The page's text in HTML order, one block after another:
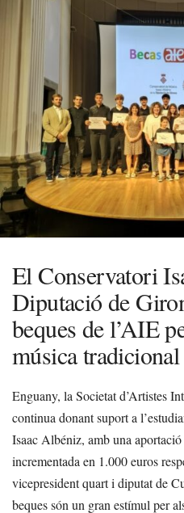
El Conservatori
Diputació de
beques de l’AIE
música tradicional
Enguany, la Societat d’Artistes
continua donant suport a
Isaac Albéniz, amb una
incrementada en 1.000 euros
vicepresident quart i diputat de
beques són un gran estímul per